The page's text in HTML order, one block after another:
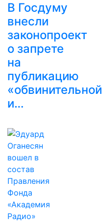
В Госдуму
внесли
законопроект
о запрете
на
публикацию
«обвинительной
и…